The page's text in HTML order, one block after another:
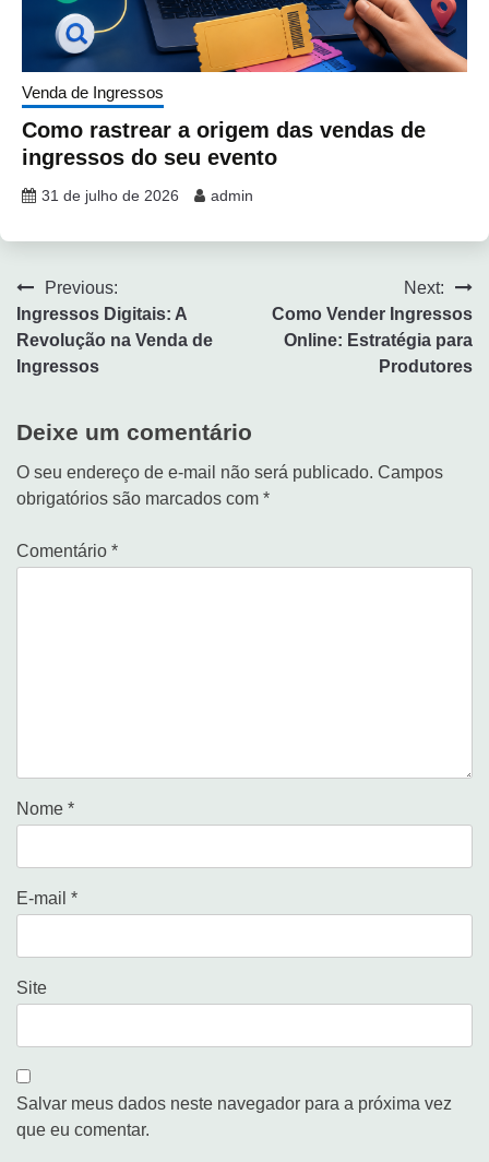
Venda de Ingressos
Como rastrear a origem das vendas de
ingressos do seu evento
31 de julho de 2026 admin
Previous:
Ingressos Digitais: A
Revolução na Venda de
Ingressos
Next:
Como Vender Ingressos
Online: Estratégia para
Produtores
Deixe um comentário
O seu endereço de e-mail não será publicado. Campos
obrigatórios são marcados com *
Comentário *
Nome *
E-mail *
Site
Salvar meus dados neste navegador para a próxima vez
que eu comentar.